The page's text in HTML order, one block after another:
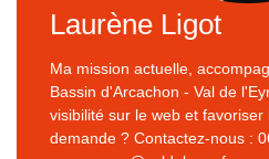
Laurène Ligot
Ma mission actuelle,
Bassin d'Arcachon - Val de
visibilité sur le web et
demande ? Contactez-nous :